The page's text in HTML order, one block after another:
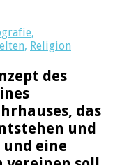
,
, Religion
des
das
und
und eine